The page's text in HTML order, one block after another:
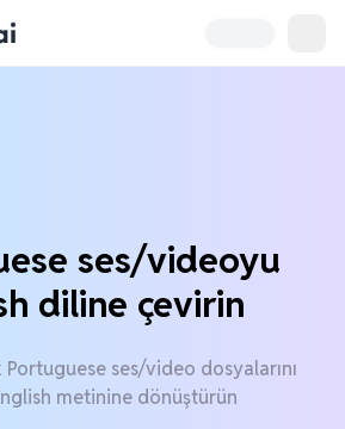
ses/videoyu
diline çevirin
ses/video dosyalarını
metinine dönüştürün